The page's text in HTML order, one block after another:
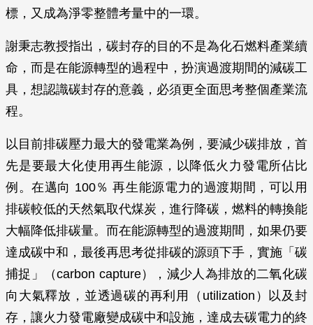
標，又成為淨零整體考量中的一環。
謝秉志教授指出，碳封存的目的不是為化石燃料產業續
命，而是在能源轉型的過程中，扮演過渡期間的減碳工
具，想認識碳封存的意義，必須更全面思考整個產業流
程。
以目前排碳壓力最大的發電業為例，要減少碳排放，首
先是要最大化使用再生能源，以降低火力發電所佔比
例。在邁向 100％ 再生能源電力的過渡期間，可以用
排碳較低的天然氣取代煤炭，進行降碳，燃料的轉換能
大幅降低排碳量。而在能源轉型的過渡期間，如果仍要
達成碳中和，最後再思考從排碳的源頭下手，實施「碳
捕捉」（carbon capture），減少人為排放的二氧化碳
向大氣釋放，並透過碳的再利用（utilization）以及封
存，讓火力發電廠變成碳中和設施，達成去碳電力的終